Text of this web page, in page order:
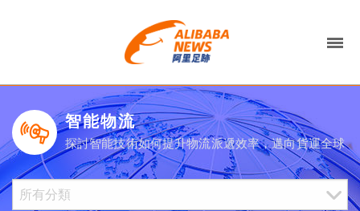
智能物流
探討智能技術如何提升物流派遞效率，邁向貨運全球